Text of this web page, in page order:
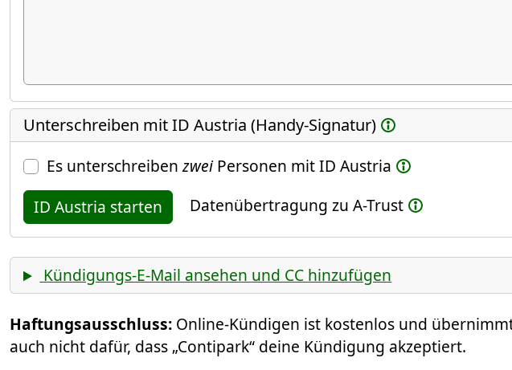
Unterschreiben mit ID Austria (Handy-Signatur)
Es unterschreibenzweiPersonen mit ID Austria
ID Austria starten
Datenübertragung zu A-Trust
Kündigungs-E-Mail ansehen und CC hinzufügen
Haftungsausschluss: Online-Kündigen ist kostenlos und
auch nicht dafür, dass „Contipark“ deine Kündigung akzeptiert.